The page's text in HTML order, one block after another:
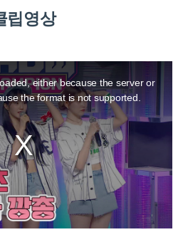
립영상
either because the server or
the format is not supported.